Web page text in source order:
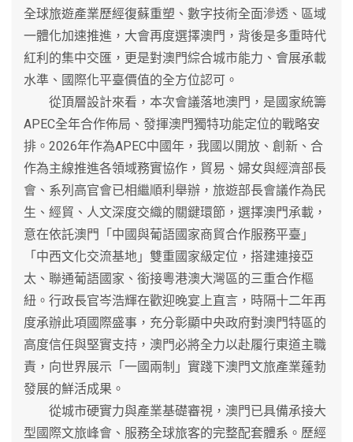
全球旅遊產業歷經復蘇重塑、數字技術全面滲透、區域
一體化加速推進，大會再度選擇澳門，背後是多重時代
紅利的集中交匯，更是對澳門綜合城市能力、會展承載
水準、國際化平臺價值的全方位認可。
從頂層設計來看，本次會議落地澳門，是國家統籌
APEC全年合作佈局、發揮澳門獨特功能定位的戰略安
排。2026年作為APEC中國年，我國以開放、創新、合
作為主線推進各領域務實協作，貿易、婦女與經濟部長
會、系列高官會已相繼順利舉辦，旅遊部長會議作為民
生、經貿、人文深度交織的關鍵環節，選擇澳門承載，
意在依託澳門「中國與葡語國家商貿合作服務平臺」
「中西文化交流基地」雙重國家級定位，搭建連接亞
太、聯通葡語國家、銜接粵港澳大灣區的三重合作樞
紐。行政長官岑浩輝在歡迎晚宴上直言，時隔十二年再
度承辦此項國際盛事，充分彰顯中央政府對澳門特區的
高度信任與堅實支持，澳門必將全力以赴履行東道主職
責，向世界展示「一國兩制」實踐下澳門文旅產業蓬勃
發展的鮮活成果。
從城市硬實力與產業基礎審視，澳門已具備承接大
型國際文旅峰會、服務全球旅客的完整配套體系。歷經